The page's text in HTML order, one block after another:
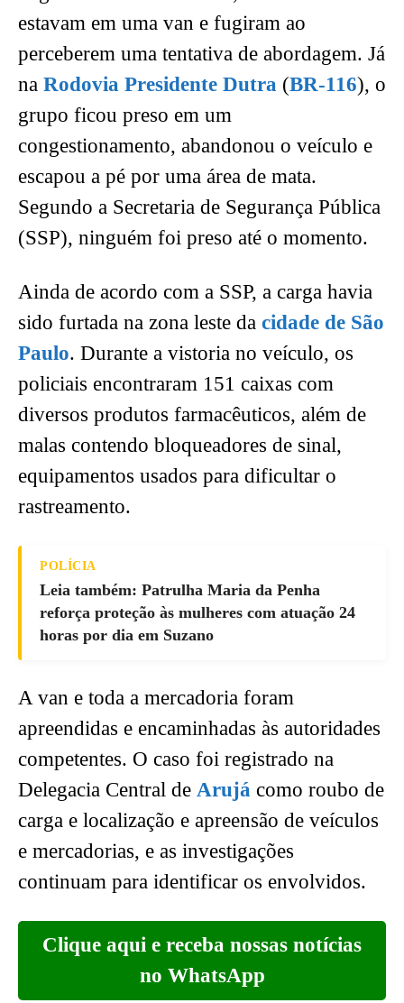
estavam em uma van e fugiram ao
perceberem uma tentativa de abordagem. Já
na Rodovia Presidente Dutra (BR-116), o
grupo ficou preso em um
congestionamento, abandonou o veículo e
escapou a pé por uma área de mata.
Segundo a Secretaria de Segurança Pública
(SSP), ninguém foi preso até o momento.
Ainda de acordo com a SSP, a carga havia
sido furtada na zona leste da cidade de São
Paulo. Durante a vistoria no veículo, os
policiais encontraram 151 caixas com
diversos produtos farmacêuticos, além de
malas contendo bloqueadores de sinal,
equipamentos usados para dificultar o
rastreamento.
POLÍCIA
Leia também: Patrulha Maria da Penha
reforça proteção às mulheres com atuação 24
horas por dia em Suzano
A van e toda a mercadoria foram
apreendidas e encaminhadas às autoridades
competentes. O caso foi registrado na
Delegacia Central de Arujá como roubo de
carga e localização e apreensão de veículos
e mercadorias, e as investigações
continuam para identificar os envolvidos.
Clique aqui e receba nossas notícias
no WhatsApp